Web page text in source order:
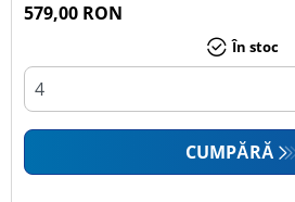
579,00 RON
În stoc
CUMPĂRĂ